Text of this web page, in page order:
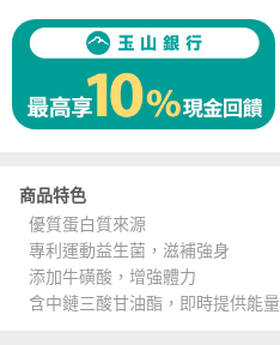
商品特色
優質蛋白質來源
專利運動益生菌，滋補強身
添加牛磺酸，增強體力
含中鏈三酸甘油酯，即時提供能量